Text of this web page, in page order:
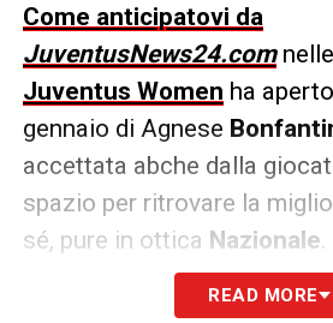
Come anticipatovi da
JuventusNews24.com
Juventus Women ha
gennaio di Agnese
accettata abche dalla
spazio per ritrovare la
sé, pure in ottica Nazionale.
L’unica proposta cheREAD MORE